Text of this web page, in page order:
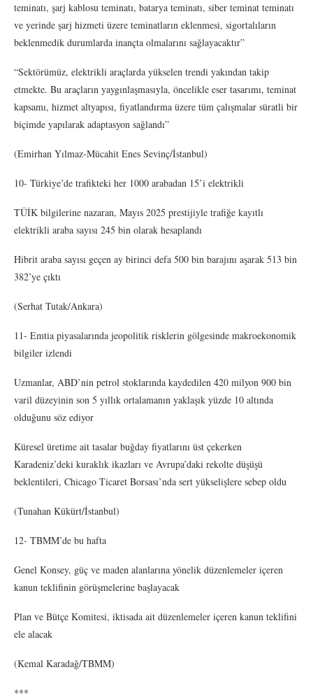
teminatı, şarj kablosu teminatı, batarya teminatı, siber teminat teminatı
ve yerinde şarj hizmeti üzere teminatların eklenmesi, sigortalıların
beklenmedik durumlarda inançta olmalarını sağlayacaktır”
“Sektörümüz, elektrikli araçlarda yükselen trendi yakından takip
etmekte. Bu araçların yaygınlaşmasıyla, öncelikle eser tasarımı, teminat
kapsamı, hizmet altyapısı, fiyatlandırma üzere tüm çalışmalar süratli bir
biçimde yapılarak adaptasyon sağlandı”
(Emirhan Yılmaz-Mücahit Enes Sevinç/İstanbul)
10- Türkiye’de trafikteki her 1000 arabadan 15’i elektrikli
TÜİK bilgilerine nazaran, Mayıs 2025 prestijiyle trafiğe kayıtlı
elektrikli araba sayısı 245 bin olarak hesaplandı
Hibrit araba sayısı geçen ay birinci defa 500 bin barajını aşarak 513 bin
382’ye çıktı
(Serhat Tutak/Ankara)
11- Emtia piyasalarında jeopolitik risklerin gölgesinde makroekonomik
bilgiler izlendi
Uzmanlar, ABD’nin petrol stoklarında kaydedilen 420 milyon 900 bin
varil düzeyinin son 5 yıllık ortalamanın yaklaşık yüzde 10 altında
olduğunu söz ediyor
Küresel üretime ait tasalar buğday fiyatlarını üst çekerken
Karadeniz’deki kuraklık ikazları ve Avrupa’daki rekolte düşüşü
beklentileri, Chicago Ticaret Borsası’nda sert yükselişlere sebep oldu
(Tunahan Kükürt/İstanbul)
12- TBMM’de bu hafta
Genel Konsey, güç ve maden alanlarına yönelik düzenlemeler içeren
kanun teklifinin görüşmelerine başlayacak
Plan ve Bütçe Komitesi, iktisada ait düzenlemeler içeren kanun teklifini
ele alacak
(Kemal Karadağ/TBMM)
***